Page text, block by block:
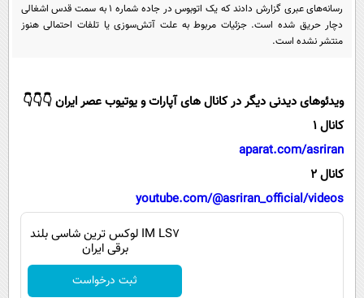
حوادث
بین الملل
فناوری و It
قرآن
باشگاه مغز
عصر ایران 2
خواندنی ها و دیدنی ها
آموزش زبان
رسانه‌های عبری گزارش دادند که یک اتوبوس در جاده شماره ۱ به سمت قدس اشغالی
دچار حریق شده است. جزئیات مربوط به علت آتش‌سوزی یا تلفات احتمالی هنوز
منتشر نشده است.
ویدئوهای دیدنی دیگر در کانال های آپارات و یوتیوب عصر ایران 👇👇👇
کانال 1
aparat.com/asriran
کانال 2
youtube.com/@asriran_official/videos
IM LS7 لوکس ترین شاسی بلند
برقی ایران
ثبت درخواست